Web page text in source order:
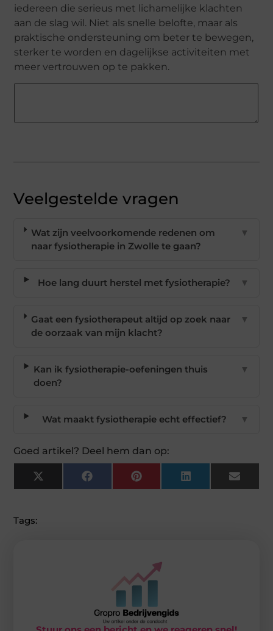
iedereen die serieus met lichamelijke klachten
aan de slag wil. Niet als snelle belofte, maar als
praktische ondersteuning om beter te bewegen,
sterker te worden en dagelijkse activiteiten met
meer vertrouwen op te pakken.
Veelgestelde vragen
Wat zijn veelvoorkomende redenen om
naar fysiotherapie in Zwolle te gaan?
▼
Hoe lang duurt herstel met fysiotherapie? ▼
Gaat een fysiotherapeut altijd op zoek naar
de oorzaak van mijn klacht?
▼
Kan ik fysiotherapie-oefeningen thuis
doen?
▼
Wat maakt fysiotherapie echt effectief? ▼
Goed artikel? Deel hem dan op:
X
(Twitter)
FacebookPinterest LinkedIn Email
Tags: